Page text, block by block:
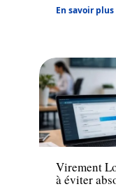
En savoir plus
Banque
Virement
à éviter